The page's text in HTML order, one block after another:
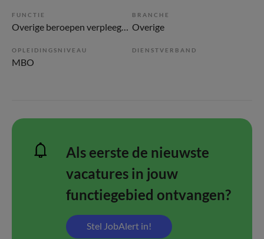
FUNCTIE
Overige beroepen verpleegkunde
BRANCHE
Overige
OPLEIDINGSNIVEAU
MBO
DIENSTVERBAND
Als eerste de nieuwste
vacatures in jouw
functiegebied ontvangen?
Stel JobAlert in!